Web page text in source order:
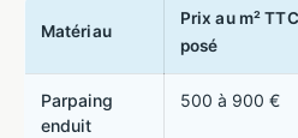
Matériau
Prix au m² TTC
posé
Parpaing
enduit
500 à 900 €